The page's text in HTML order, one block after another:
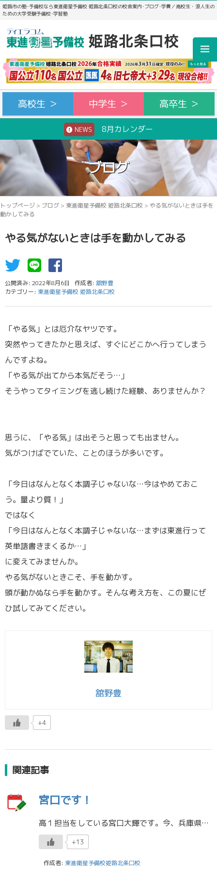
姫路市の塾･予備校なら東進衛星予備校 姫路北条口校の校舎案内･ブログ･学費／高校生・浪人生の
ための大学受験予備校･学習塾
高校生 ＞ 中学生 ＞ 高卒生 ＞
NEWS 8月カレンダー
ブログ
トップページ > ブログ > 東進衛星予備校 姫路北条口校 > やる気がないときは手を
動かしてみる
やる気がないときは手を動かしてみる
公開済み: 2022年8月6日 作成者: 舘野豊
カテゴリー: 東進衛星予備校 姫路北条口校
「やる気」とは厄介なヤツです。
突然やってきたかと思えば、すぐにどこかへ行ってしまう
んですよね。
「やる気が出てから本気だそう…」
そうやってタイミングを逃し続けた経験、ありませんか？
思うに、「やる気」は出そうと思っても出ません。
気がつけばでていた、ことのほうが多いです。
「今日はなんとなく本調子じゃないな…今はやめておこ
う。量より質！」
ではなく
「今日はなんとなく本調子じゃないな…まずは東進行って
英単語書きまくるか…」
に変えてみませんか。
やる気がないときこそ、手を動かす。
頭が動かぬなら手を動かす。そんな考え方を、この夏にぜ
ひ試してみてください。
舘野豊
+4
関連記事
宮口です！
高１担当をしている宮口大輝です。今、兵庫県立大学工学部電気電子情報工学科電気工学コースの４回生です。高校は市姫に通っていて、野球部でした。小学３年生から野球を始めて、今も月に１回草野球をしているバリバリの野球坊主です。ポ […]
+13
作成者: 東進衛星予備校姫路北条口校